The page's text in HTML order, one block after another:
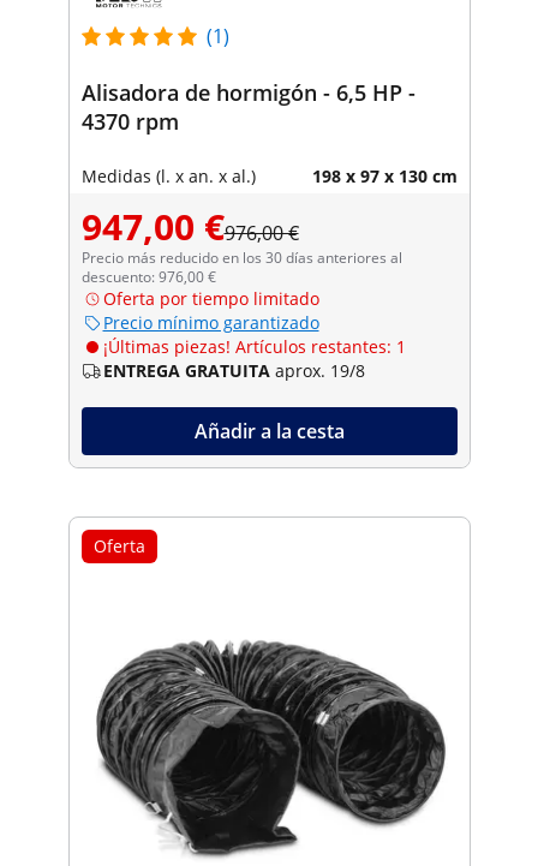
(1)
Alisadora de hormigón - 6,5 HP -
4370 rpm
Medidas (l. x an. x al.) 198 x 97 x 130 cm
947,00 €976,00 €
Precio más reducido en los 30 días anteriores al
descuento: 976,00 €
Oferta por tiempo limitado
Precio mínimo garantizado
¡Últimas piezas! Artículos restantes: 1
ENTREGA GRATUITA aprox. 19/8
Añadir a la cesta
Oferta